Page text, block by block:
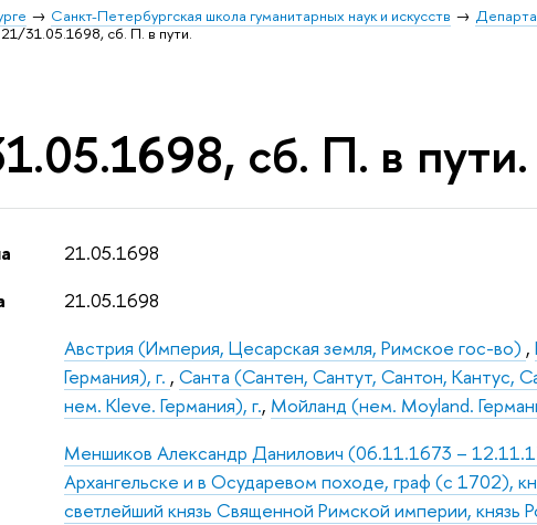
Санкт-Петербургская школа гуманитарных наук и искусств
31.05.1698, сб. П. в пути.
сб. П. в пути.
21.05.1698
21.05.1698
Австрия (Империя, Цесарская земля, Римское гос-во) ,
Германия), г. ,Санта (Сантен, Сантут, Сантон, Кантус,
нем. Kleve. Германия), г., Мойланд (нем. Moyland.
Меншиков Александр Данилович (06.11.1673 –
Архангельске и в Осударевом походе, граф (с 1702),
светлейший князь Священной Римской империи, князь